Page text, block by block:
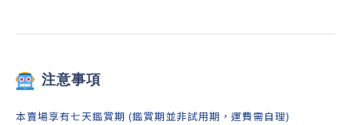
注意事項
本賣場享有七天鑑賞期 (鑑賞期並非試用期，運費需自理)